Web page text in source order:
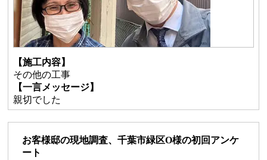
【施工内容】
その他の工事
【一言メッセージ】
親切でした
お客様邸の現地調査、千葉市緑区O様の初回アンケ
ート